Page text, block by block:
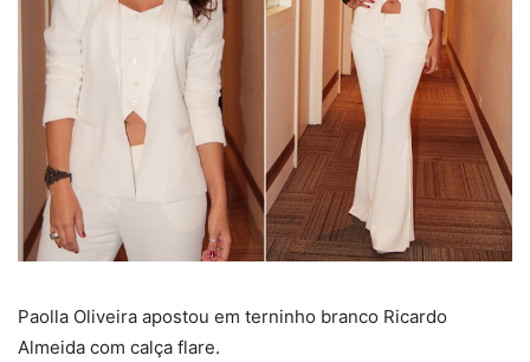
Paolla Oliveira apostou em terninho branco Ricardo
Almeida com calça flare.